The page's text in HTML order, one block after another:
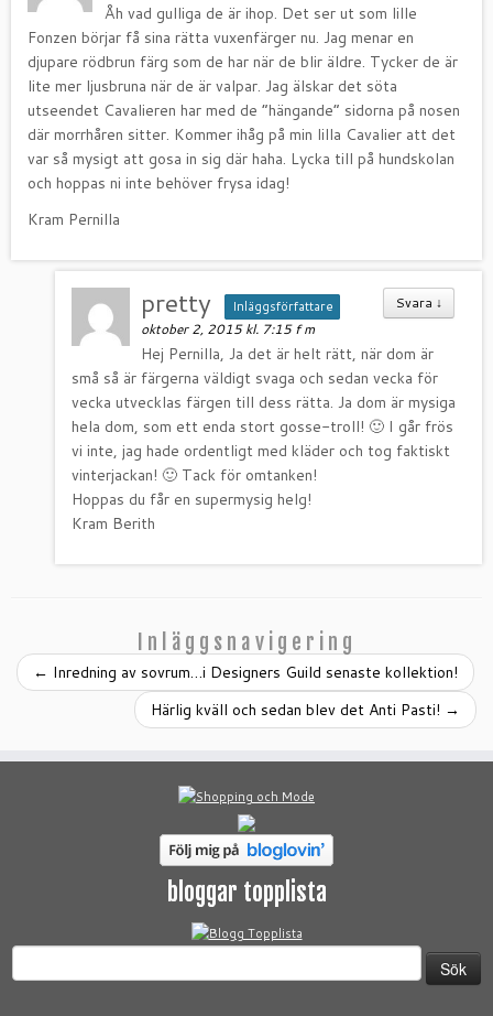
Åh vad gulliga de är ihop. Det ser ut som lille
Fonzen börjar få sina rätta vuxenfärger nu. Jag menar en
djupare rödbrun färg som de har när de blir äldre. Tycker de är
lite mer ljusbruna när de är valpar. Jag älskar det söta
utseendet Cavalieren har med de ”hängande” sidorna på nosen
där morrhåren sitter. Kommer ihåg på min lilla Cavalier att det
var så mysigt att gosa in sig där haha. Lycka till på hundskolan
och hoppas ni inte behöver frysa idag!
Kram Pernilla
Svara ↓
pretty Inläggsförfattare
oktober 2, 2015 kl. 7:15 f m
Hej Pernilla, Ja det är helt rätt, när dom är
små så är färgerna väldigt svaga och sedan vecka för
vecka utvecklas färgen till dess rätta. Ja dom är mysiga
hela dom, som ett enda stort gosse-troll! 🙂 I går frös
vi inte, jag hade ordentligt med kläder och tog faktiskt
vinterjackan! 🙂 Tack för omtanken!
Hoppas du får en supermysig helg!
Kram Berith
Inläggsnavigering
← Inredning av sovrum…i Designers Guild senaste kollektion!
Härlig kväll och sedan blev det Anti Pasti! →
bloggar topplista
Sök
efter: